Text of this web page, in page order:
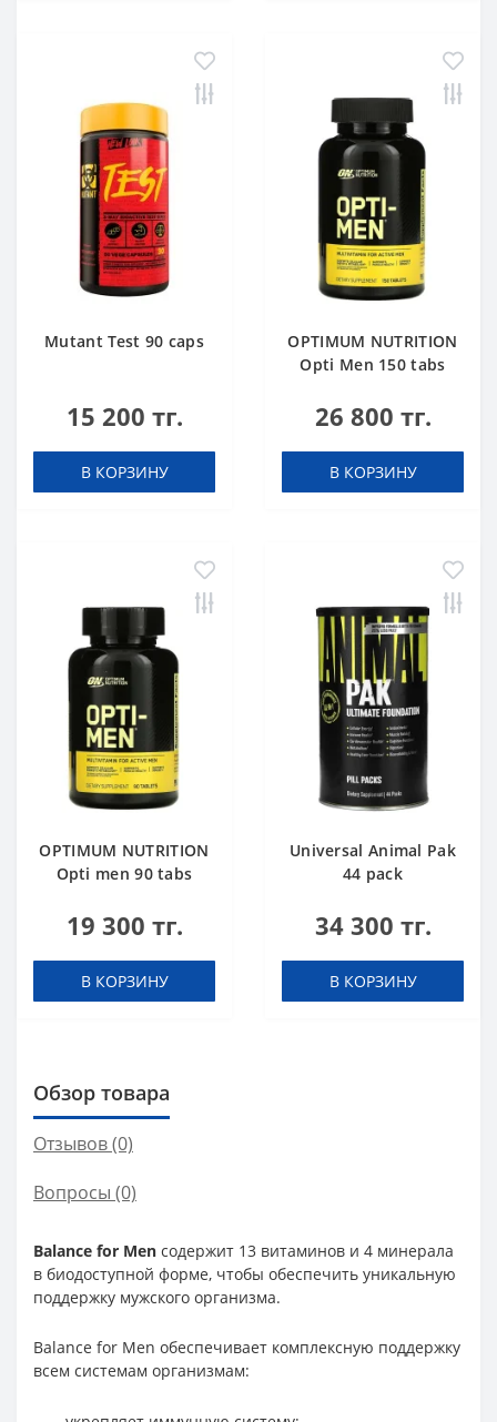
Mutant Test 90 caps
15 200 тг.
В КОРЗИНУ
OPTIMUM NUTRITION
Opti Men 150 tabs
26 800 тг.
В КОРЗИНУ
OPTIMUM NUTRITION
Opti men 90 tabs
19 300 тг.
В КОРЗИНУ
Universal Animal Pak
44 pack
34 300 тг.
В КОРЗИНУ
Обзор товара
Отзывов (0)
Вопросы (0)
Balance for Men содержит 13 витаминов и 4 минерала
в биодоступной форме, чтобы обеспечить уникальную
поддержку мужского организма.
Balance for Men обеспечивает комплексную поддержку
всем системам организмам: